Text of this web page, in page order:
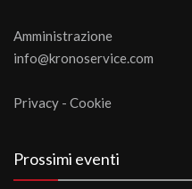
Amministrazione
info@kronoservice.com
Privacy - Cookie
Prossimi eventi